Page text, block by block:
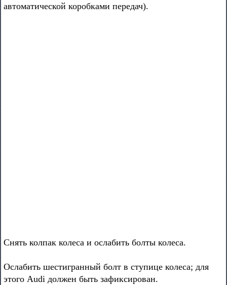
автоматической коробками передач).
Снять колпак колеса и ослабить болты колеса.
Ослабить шестигранный болт в ступице колеса; для
этого Audi должен быть зафиксирован.